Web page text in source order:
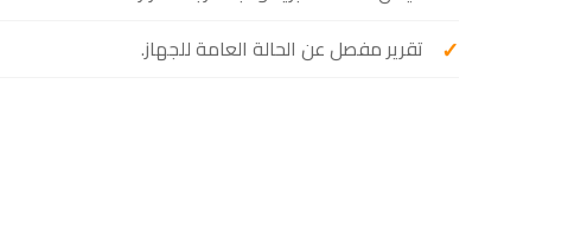
تقرير مفصل عن الحالة العامة للجهاز.